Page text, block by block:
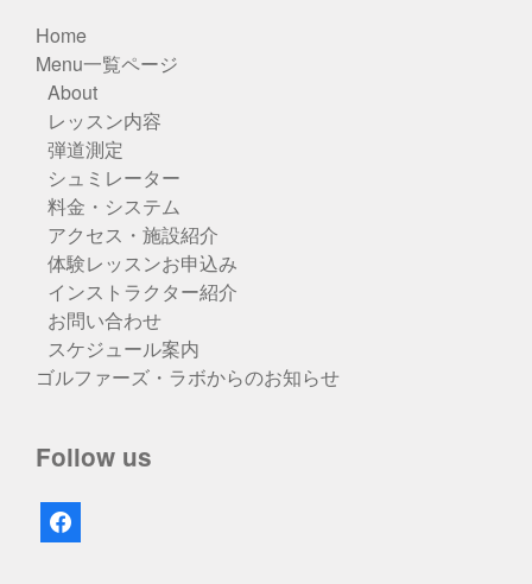
Home
Menu一覧ページ
About
レッスン内容
弾道測定
シュミレーター
料金・システム
アクセス・施設紹介
体験レッスンお申込み
インストラクター紹介
お問い合わせ
スケジュール案内
ゴルファーズ・ラボからのお知らせ
Follow us
facebook